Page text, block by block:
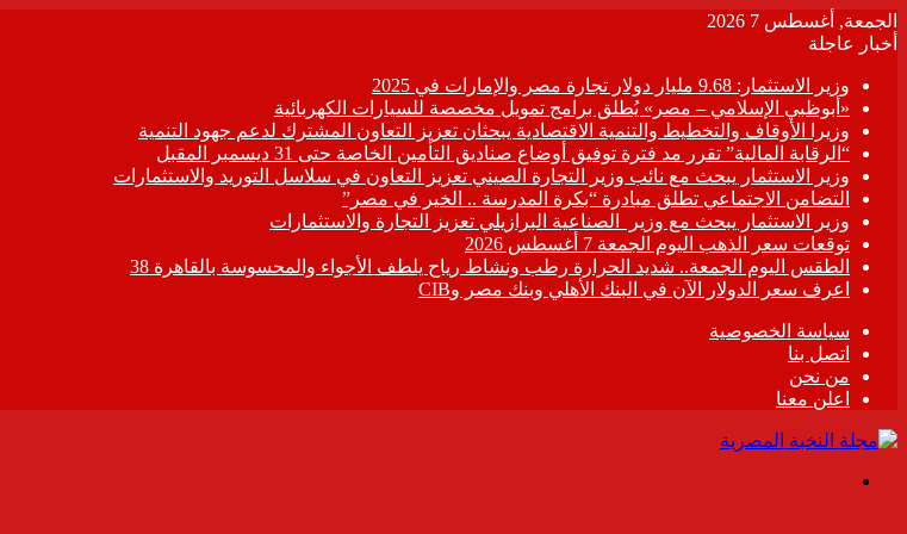
الجمعة, أغسطس 7 2026
أخبار عاجلة
وزير الاستثمار: 9.68 مليار دولار تجارة مصر والإمارات في 2025
«أبوظبي الإسلامي – مصر» يُطلق برامج تمويل مخصصة للسيارات الكهربائية
وزيرا الأوقاف والتخطيط والتنمية الاقتصادية يبحثان تعزيز التعاون المشترك لدعم جهود التنمية
“الرقابة المالية” تقرر مد فترة توفيق أوضاع صناديق التأمين الخاصة حتى 31 ديسمبر المقبل
وزير الاستثمار يبحث مع نائب وزير التجارة الصيني تعزيز التعاون في سلاسل التوريد والاستثمارات
التضامن الاجتماعي تطلق مبادرة “بكرة المدرسة .. الخير في مصر”
وزير الاستثمار يبحث مع وزير الصناعية البرازيلي تعزيز التجارة والاستثمارات
توقعات سعر الذهب اليوم الجمعة 7 أغسطس 2026
الطقس اليوم الجمعة.. شديد الحرارة رطب ونشاط رياح يلطف الأجواء والمحسوسة بالقاهرة 38
اعرف سعر الدولار الآن في البنك الأهلي وبنك مصر وCIB
سياسة الخصوصية
اتصل بنا
من نحن
اعلن معنا